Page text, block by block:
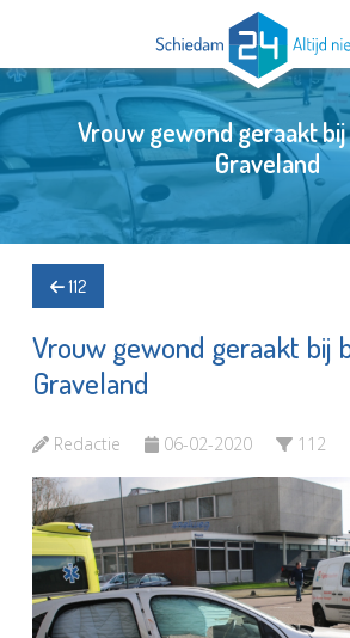
Vrouw gewond geraakt
Graveland
112
Vrouw gewond geraakt bij
Graveland
Redactie 06-02-2020 112